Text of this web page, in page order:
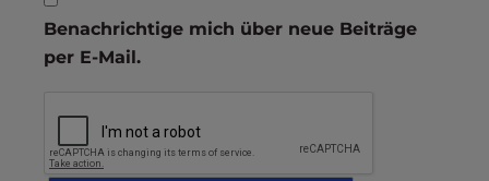
Benachrichtige mich über neue Beiträge
per E-Mail.